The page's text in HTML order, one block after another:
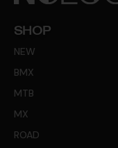
SHOP
NEW
BMX
MTB
MX
ROAD